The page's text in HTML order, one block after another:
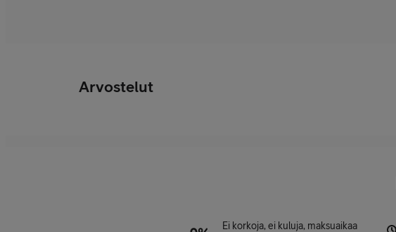
Arvostelut
Ei korkoja, ei kuluja, maksuaikaa